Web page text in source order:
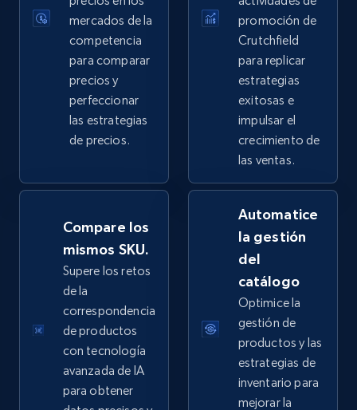
Seller reviews, Breadcrumbs, Root category, and
2.5K+ Comenzar ahora
eBay - Collect products from shops on eBay
URL, Product id, Title, Seller name, Seller rating,
Seller reviews, Breadcrumbs, Root category, and
2.5K+ 359+ Comenzar ahora
eBay - Collect records by category
URL, Product id, Title, Seller name, Seller rating,
Seller reviews, Breadcrumbs, Root category, and
more.
mercados de la
competencia
para comparar
precios y
perfeccionar
las estrategias
de precios.
promoción de
Crutchfield
para replicar
estrategias
exitosas e
impulsar el
crecimiento de
las ventas.
Compare los
mismos SKU.
Supere los retos
de la
correspondencia
de productos
con tecnología
avanzada de IA
para obtener
Automatice
la gestión
del
catálogo
Optimice la
gestión de
productos y las
estrategias de
inventario para
mejorar la